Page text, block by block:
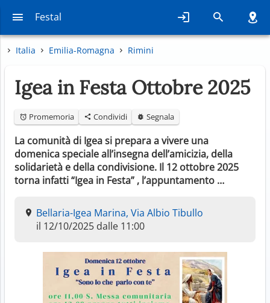
Festal
Italia Emilia-Romagna Rimini
Igea in Festa Ottobre 2025
Promemoria Condividi Segnala
La comunità di Igea si prepara a vivere una
domenica speciale all’insegna dell’amicizia, della
solidarietà e della condivisione. Il 12 ottobre 2025
torna infatti “Igea in Festa” , l’appuntamento …
Bellaria-Igea Marina, Via Albio Tibullo
il 12/10/2025 dalle 11:00